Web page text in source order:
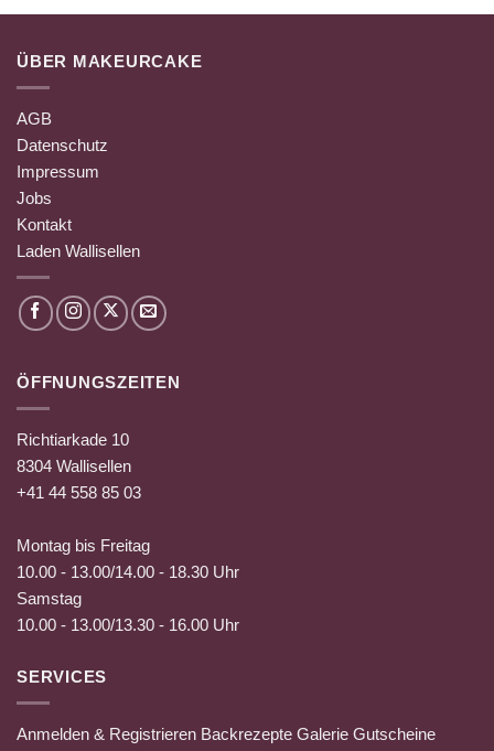
ÜBER MAKEURCAKE
AGB
Datenschutz
Impressum
Jobs
Kontakt
Laden Wallisellen
ÖFFNUNGSZEITEN
Richtiarkade 10
8304 Wallisellen
+41 44 558 85 03
Montag bis Freitag
10.00 - 13.00/14.00 - 18.30 Uhr
Samstag
10.00 - 13.00/13.30 - 16.00 Uhr
SERVICES
Anmelden & Registrieren Backrezepte Galerie Gutscheine